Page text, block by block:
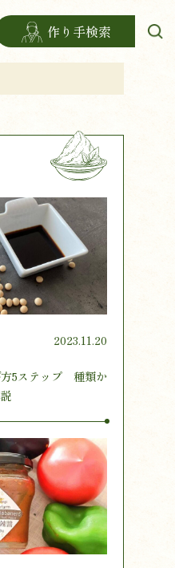
作り手検索
2023.11.20
方5ステップ 種類か